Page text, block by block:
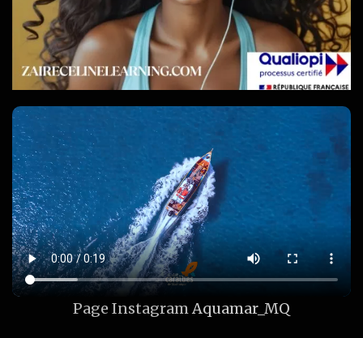
Page Instagram Aquamar_MQ